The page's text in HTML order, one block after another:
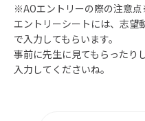
※AOエントリーの際の注意
エントリーシートには、志望
で入力してもらいます。
事前に先生に見てもらったり
入力してくださいね。